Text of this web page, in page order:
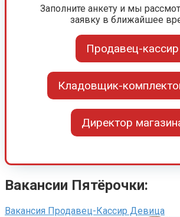
Заполните анкету и мы
заявку в ближайшее
Продавец-кассир
Кладовщик-
Директор
Вакансии Пятёрочки:
Вакансия Продавец-Кассир Девица